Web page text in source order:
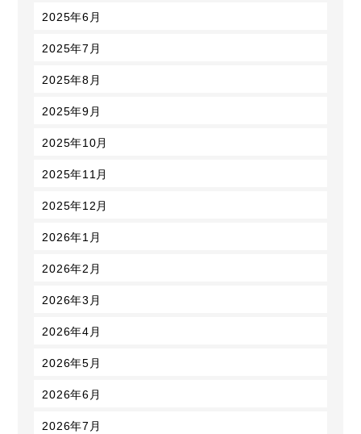
2025年6月
2025年7月
2025年8月
2025年9月
2025年10月
2025年11月
2025年12月
2026年1月
2026年2月
2026年3月
2026年4月
2026年5月
2026年6月
2026年7月